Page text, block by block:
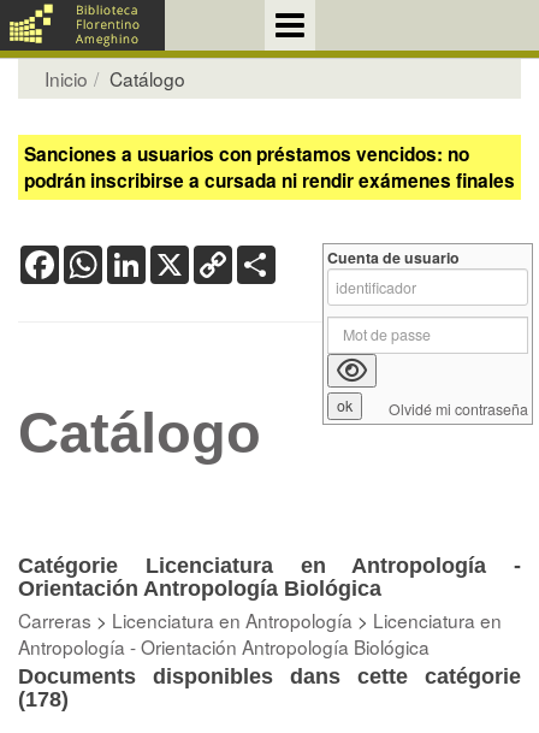
Inicio Catálogo
Sanciones a usuarios con préstamos vencidos: no
podrán inscribirse a cursada ni rendir exámenes finales
FacebookWhatsApp
LinkedIn
X Copy
Link
Catálogo
Catégorie Licenciatura en Antropología -
Orientación Antropología Biológica
Carreras > Licenciatura en Antropología > Licenciatura en
Antropología - Orientación Antropología Biológica
Documents disponibles dans cette catégorie
(178)
Cuenta de usuario
Olvidé mi contraseña